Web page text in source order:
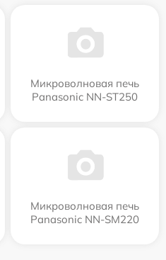
Микроволновая печь
Panasonic NN-ST250
Микроволновая печь
Panasonic NN-SM220